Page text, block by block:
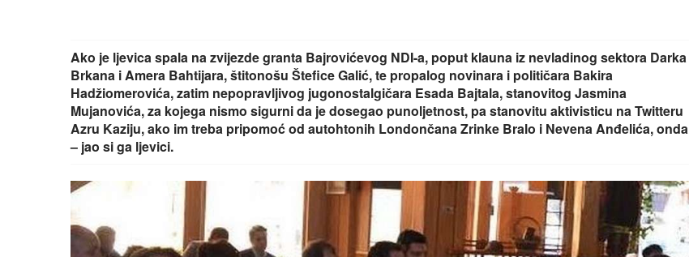
Ako je ljevica spala na zvijezde granta Bajrovićevog NDI-a, poput klauna iz nevladinog sektora Darka
Brkana i Amera Bahtijara, štitonošu Štefice Galić, te propalog novinara i političara Bakira
Hadžiomerovića, zatim nepopravljivog jugonostalgičara Esada Bajtala, stanovitog Jasmina
Mujanovića, za kojega nismo sigurni da je dosegao punoljetnost, pa stanovitu aktivisticu na Twitteru
Azru Kaziju, ako im treba pripomoć od autohtonih Londončana Zrinke Bralo i Nevena Anđelića, onda
– jao si ga ljevici.